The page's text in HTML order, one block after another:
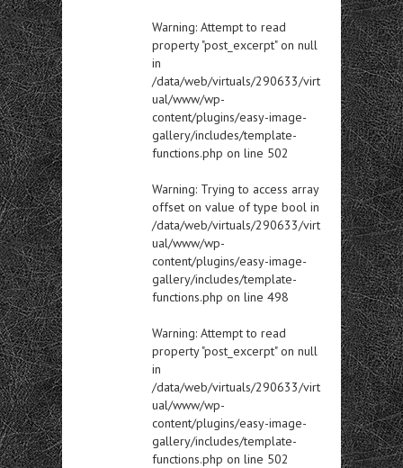
Warning: Attempt to read
property "post_excerpt" on null
in
/data/web/virtuals/290633/virt
ual/www/wp-
content/plugins/easy-image-
gallery/includes/template-
functions.php on line 502
Warning: Trying to access array
offset on value of type bool in
/data/web/virtuals/290633/virt
ual/www/wp-
content/plugins/easy-image-
gallery/includes/template-
functions.php on line 498
Warning: Attempt to read
property "post_excerpt" on null
in
/data/web/virtuals/290633/virt
ual/www/wp-
content/plugins/easy-image-
gallery/includes/template-
functions.php on line 502